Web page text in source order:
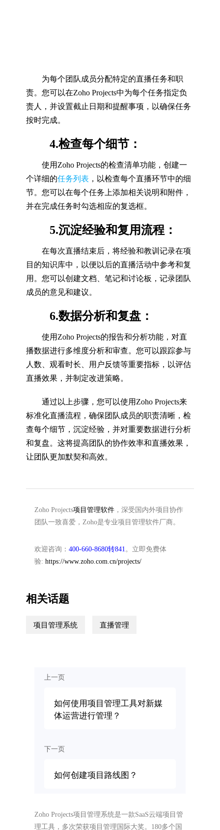
为每个团队成员分配特定的直播任务和职
责。您可以在Zoho Projects中为每个任务指定负
责人，并设置截止日期和提醒事项，以确保任务
按时完成。
4.检查每个细节：
使用Zoho Projects的检查清单功能，创建一
个详细的任务列表 ，以检查每个直播环节中的细
节。您可以在每个任务上添加相关说明和附件，
并在完成任务时勾选相应的复选框。
5.沉淀经验和复用流程：
在每次直播结束后，将经验和教训记录在项
目的知识库中，以便以后的直播活动中参考和复
用。您可以创建文档、笔记和讨论板，记录团队
成员的意见和建议。
6.数据分析和复盘：
使用Zoho Projects的报告和分析功能，对直
播数据进行多维度分析和审查。您可以跟踪参与
人数、观看时长、用户反馈等重要指标，以评估
直播效果，并制定改进策略。
通过以上步骤，您可以使用Zoho Projects来
标准化直播流程，确保团队成员的职责清晰，检
查每个细节，沉淀经验，并对重要数据进行分析
和复盘。这将提高团队的协作效率和直播效果，
让团队更加默契和高效。
Zoho Projects项目管理软件，深受国内外项目协作
团队一致喜爱，Zoho是专业项目管理软件厂商。
欢迎咨询： 400-660-8680转841。立即免费体
验: https://www.zoho.com.cn/projects/
相关话题
项目管理系统 直播管理
上一页
如何使用项目管理工具对新媒
体运营进行管理？
下一页
如何创建项目路线图？
Zoho Projects项目管理系统是一款SaaS云端项目管
理工具，多次荣获项目管理国际大奖。180多个国